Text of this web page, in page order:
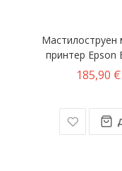
Мастилоструен
принтер Epson
185,90 €